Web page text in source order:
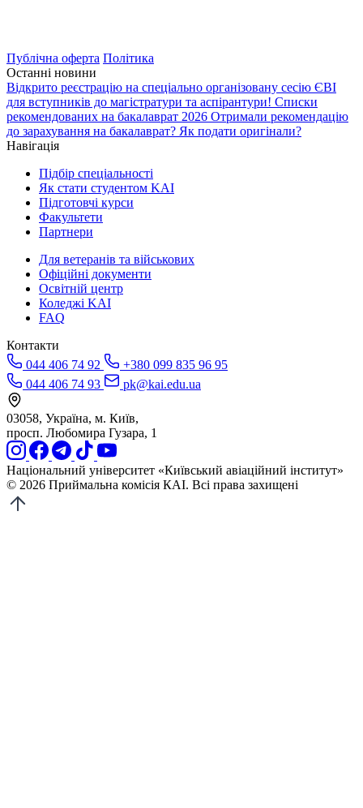
Публічна оферта Політика
Останні новини
Відкрито реєстрацію на спеціально організовану сесію ЄВІ
для вступників до магістратури та аспірантури! Списки
рекомендованих на бакалаврат 2026 Отримали рекомендацію
до зарахування на бакалаврат? Як подати оригінали?
Навігація
Підбір спеціальності
Як стати студентом KAI
Підготовчі курси
Факультети
Партнери
Для ветеранів та військових
Офіційні документи
Освітній центр
Коледжі KAI
FAQ
Контакти
044 406 74 92
+380 099 835 96 95
044 406 74 93
pk@kai.edu.ua
03058, Україна, м. Київ,
просп. Любомира Гузара, 1
Національний університет «Київський авіаційний інститут»
© 2026 Приймальна комісія КАІ. Всі права захищені